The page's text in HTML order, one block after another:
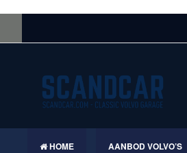
to
HOME AANBOD VOLVO’S